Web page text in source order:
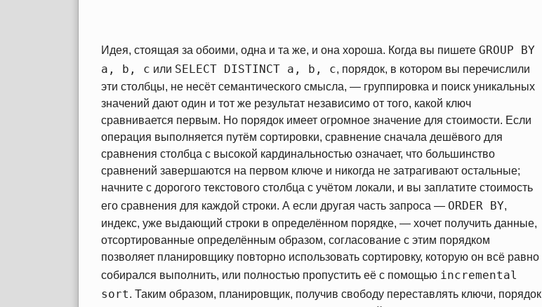
Идея, стоящая за обоими, одна и та же, и она хороша. Когда вы пишете GROUP BY
a, b, c или SELECT DISTINCT a, b, c, порядок, в котором вы перечислили
эти столбцы, не несёт семантического смысла, — группировка и поиск уникальных
значений дают один и тот же результат независимо от того, какой ключ
сравнивается первым. Но порядок имеет огромное значение для стоимости. Если
операция выполняется путём сортировки, сравнение сначала дешёвого для
сравнения столбца с высокой кардинальностью означает, что большинство
сравнений завершаются на первом ключе и никогда не затрагивают остальные;
начните с дорогого текстового столбца с учётом локали, и вы заплатите стоимость
его сравнения для каждой строки. А если другая часть запроса — ORDER BY,
индекс, уже выдающий строки в определённом порядке, — хочет получить данные,
отсортированные определённым образом, согласование с этим порядком
позволяет планировщику повторно использовать сортировку, которую он всё равно
собирался выполнить, или полностью пропустить её с помощью incremental
sort. Таким образом, планировщик, получив свободу переставлять ключи, порядок